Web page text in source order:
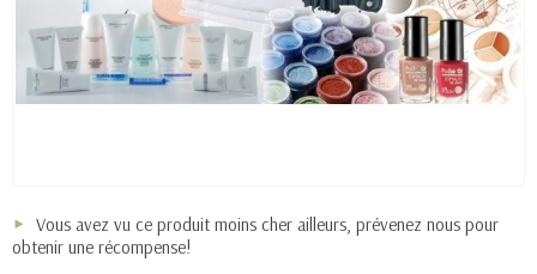
Vous avez vu ce produit moins cher ailleurs, prévenez nous pour
obtenir une récompense!